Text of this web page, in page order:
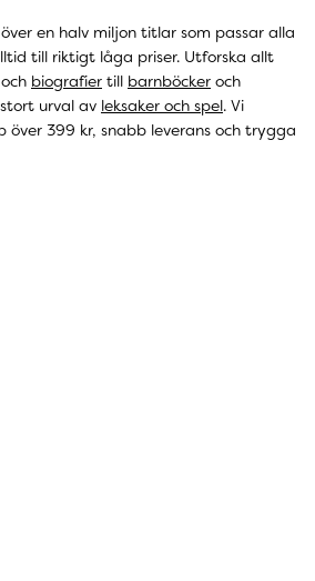
en halv miljon titlar som passar alla
till riktigt låga priser. Utforska allt
och biografier till barnböcker och
urval av leksaker och spel. Vi
över 399 kr, snabb leverans och trygga